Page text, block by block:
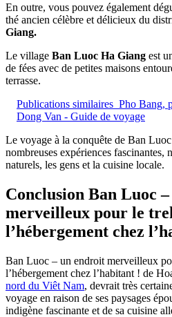
En outre, vous pouvez également
thé ancien célèbre et délicieux du
Giang.
Le village Ban Luoc Ha Giang est
de fées avec de petites maisons
terrasse.
Publications similaires Pho Bang,
Dong Van - Guide de voyage
Le voyage à la conquête de Ban
nombreuses expériences fascinantes,
naturels, les gens et la cuisine locale.
Conclusion Ban Luoc
merveilleux pour le
l’hébergement chez
Ban Luoc – un endroit merveilleux
l’hébergement chez l’habitant ! de
nord du Viêt Nam, devrait très
voyage en raison de ses paysages
indigène fascinante et de sa cuisine